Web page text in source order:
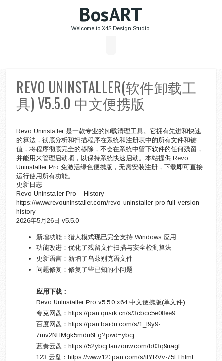
BosART
Welcome to X4S Design Studio.
REVO UNINSTALLER(软件卸载工
具) V5.5.0 中文便携版
Revo Uninstaller 是一款专业的卸载清理工具。它拥有先进和快速
的算法，彻底分析和扫描程序在系统和注册表中的所有文件和键
值，将程序彻底完全的移除，不会在系统中留下软件的任何残留，
并能用来管理启动项，以保持系统快速启动。本站提供 Revo
Uninstaller Pro 免激活绿色便携版，无需安装注册，下载即可直接
运行使用所有功能。
更新日志
Revo Uninstaller Pro – History
https://www.revouninstaller.com/revo-uninstaller-pro-full-version-
history
2026年5月26日 v5.5.0
新增功能：猎人模式现已完全支持 Windows 应用
功能改进：优化了残留文件扫描与安全检测算法
更新语言：新增了乌兹别克语文件
问题修复：修复了些已知的小问题
应用下载：
Revo Uninstaller Pro v5.5.0 x64 中文便携版(单文件)
夸克网盘：https://pan.quark.cn/s/3cbcc5e08ee9
百度网盘：https://pan.baidu.com/s/1_l9y9-
7mv2NHMgk5mdu6Eg?pwd=ybcj
蓝奏云盘：https://52ybcj.lanzouw.com/b03q9uagf
123 云盘：https://www.123pan.com/s/tlYRVv-75EI.html